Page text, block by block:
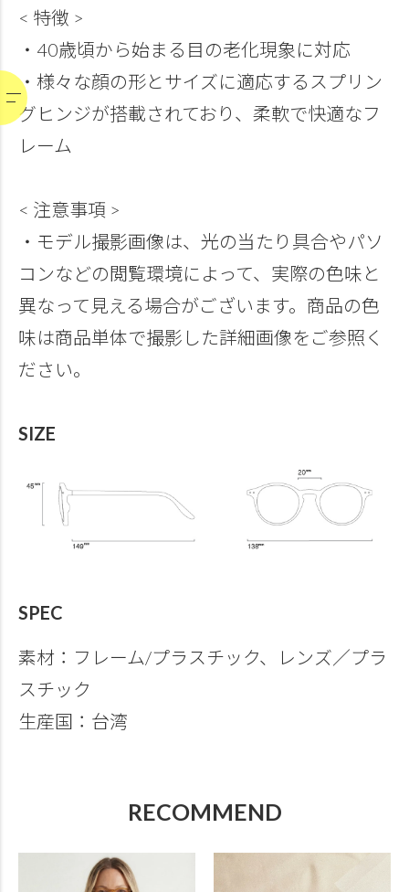
< 特徴 >
・40歳頃から始まる目の老化現象に対応
・様々な顔の形とサイズに適応するスプリン
グヒンジが搭載されており、柔軟で快適なフ
レーム
< 注意事項 >
・モデル撮影画像は、光の当たり具合やパソ
コンなどの閲覧環境によって、実際の色味と
異なって見える場合がございます。商品の色
味は商品単体で撮影した詳細画像をご参照く
ださい。
SIZE
SPEC
素材：フレーム/プラスチック、レンズ／プラ
スチック
生産国：台湾
RECOMMEND